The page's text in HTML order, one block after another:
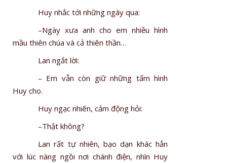
Huy nhắc tới những ngày qua:
–Ngày xưa anh cho em nhiều hình
mầu thiên chúa và cả thiên thần…
Lan ngắt lời:
– Em vẫn còn giữ những tấm hình
Huy cho.
Huy ngạc nhiên, cảm động hỏi:
–Thật không?
Lan rất tự nhiên, bạo dạn khác hẳn
với lúc nàng ngồi nơi chánh điện, nhìn Huy